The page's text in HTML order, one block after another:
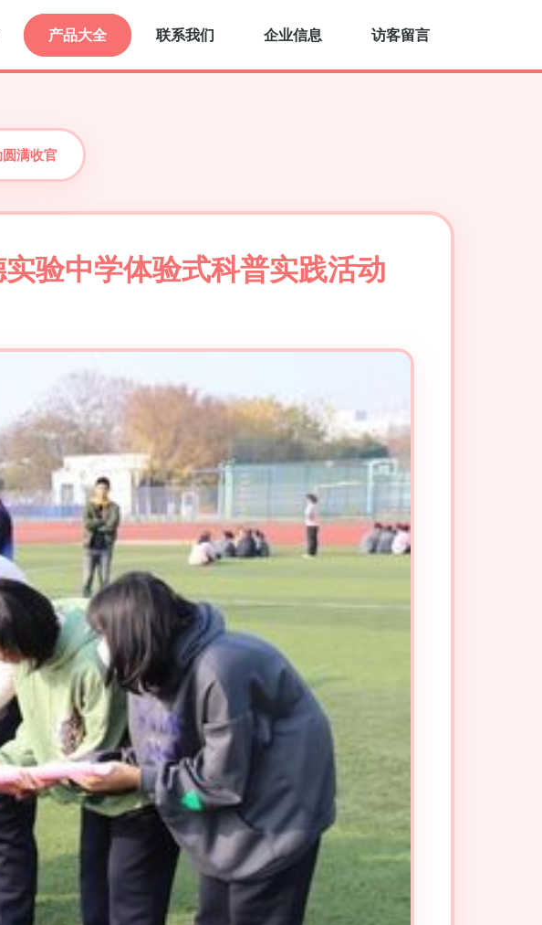
产品大全 联系我们 企业信息 访客留言
满收官
验中学体验式科普实践活动